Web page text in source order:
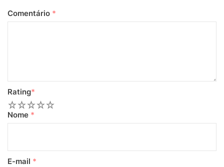
Comentário *
Rating*
5
4
3
2
Nome *
E-mail *